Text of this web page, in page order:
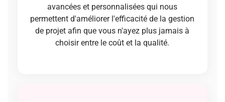
avancées et personnalisées qui nous
permettent d'améliorer l'efficacité de la gestion
de projet afin que vous n'ayez plus jamais à
choisir entre le coût et la qualité.